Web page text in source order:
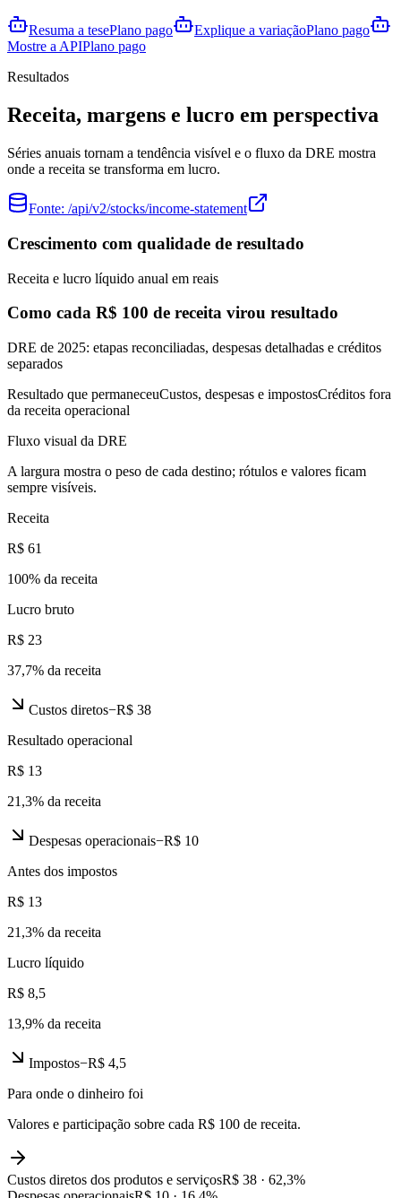
Resuma a tesePlano pago Explique a variaçãoPlano pago
Mostre a APIPlano pago
Resultados
Receita, margens e lucro em perspectiva
Séries anuais tornam a tendência visível e o fluxo da DRE mostra
onde a receita se transforma em lucro.
Fonte: /api/v2/stocks/income-statement
Crescimento com qualidade de resultado
Receita e lucro líquido anual em reais
Como cada R$ 100 de receita virou resultado
DRE de 2025: etapas reconciliadas, despesas detalhadas e créditos
separados
Resultado que permaneceuCustos, despesas e impostosCréditos fora
da receita operacional
Fluxo visual da DRE
A largura mostra o peso de cada destino; rótulos e valores ficam
sempre visíveis.
Receita
R$ 61
100% da receita
Lucro bruto
R$ 23
37,7% da receita
Custos diretos−R$ 38
Resultado operacional
R$ 13
21,3% da receita
Despesas operacionais−R$ 10
Antes dos impostos
R$ 13
21,3% da receita
Lucro líquido
R$ 8,5
13,9% da receita
Impostos−R$ 4,5
Para onde o dinheiro foi
Valores e participação sobre cada R$ 100 de receita.
Custos diretos dos produtos e serviçosR$ 38 · 62,3%